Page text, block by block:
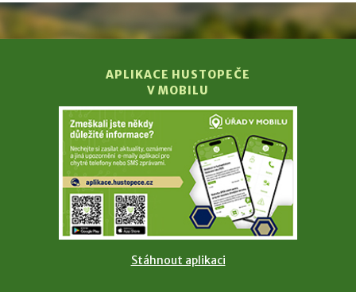
APLIKACE HUSTOPEČE
V MOBILU
Stáhnout aplikaci